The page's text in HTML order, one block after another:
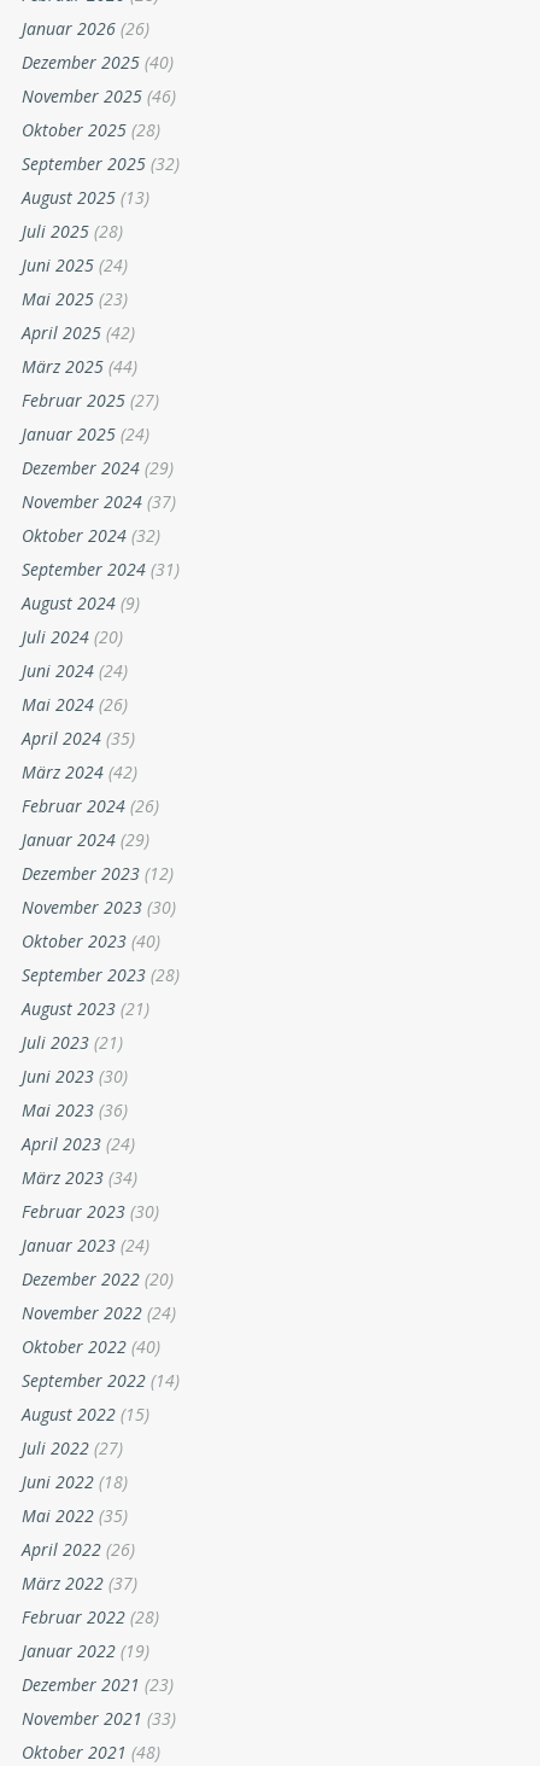
Januar 2026 (26)
Dezember 2025 (40)
November 2025 (46)
Oktober 2025 (28)
September 2025 (32)
August 2025 (13)
Juli 2025 (28)
Juni 2025 (24)
Mai 2025 (23)
April 2025 (42)
März 2025 (44)
Februar 2025 (27)
Januar 2025 (24)
Dezember 2024 (29)
November 2024 (37)
Oktober 2024 (32)
September 2024 (31)
August 2024 (9)
Juli 2024 (20)
Juni 2024 (24)
Mai 2024 (26)
April 2024 (35)
März 2024 (42)
Februar 2024 (26)
Januar 2024 (29)
Dezember 2023 (12)
November 2023 (30)
Oktober 2023 (40)
September 2023 (28)
August 2023 (21)
Juli 2023 (21)
Juni 2023 (30)
Mai 2023 (36)
April 2023 (24)
März 2023 (34)
Februar 2023 (30)
Januar 2023 (24)
Dezember 2022 (20)
November 2022 (24)
Oktober 2022 (40)
September 2022 (14)
August 2022 (15)
Juli 2022 (27)
Juni 2022 (18)
Mai 2022 (35)
April 2022 (26)
März 2022 (37)
Februar 2022 (28)
Januar 2022 (19)
Dezember 2021 (23)
November 2021 (33)
Oktober 2021 (48)